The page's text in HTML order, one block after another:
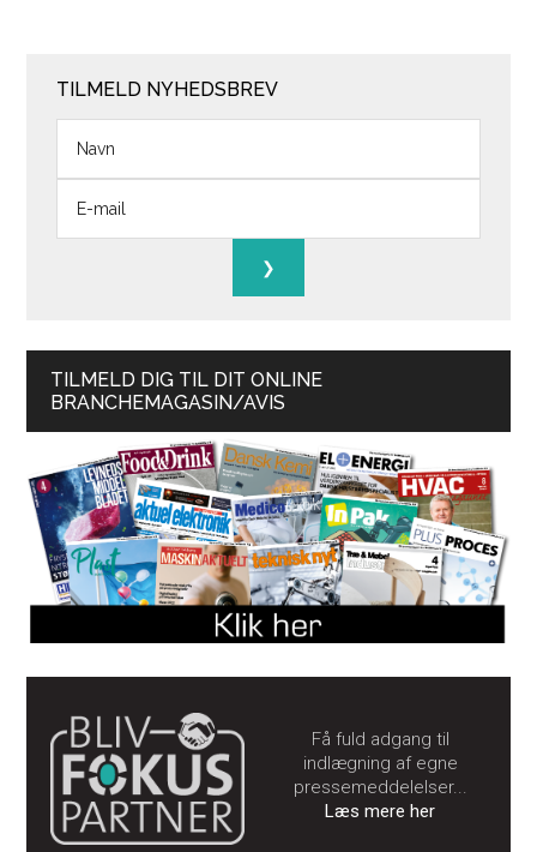
TILMELD NYHEDSBREV
TILMELD DIG TIL DIT ONLINE
BRANCHEMAGASIN/AVIS
Få fuld adgang til
indlægning af egne
pressemeddelelser...
Læs mere her